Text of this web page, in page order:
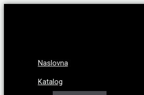
Naslovna
Katalog